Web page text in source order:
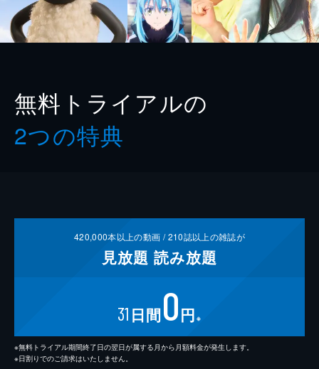
無料トライアルの
2つの特典
420,000本以上の動画 /210誌以上の雑誌が
見放題 読み放題
31 日間0円 ※
※無料トライアル期間終了日の翌日が属する月から月額料金が発生します。
※日割りでのご請求はいたしません。